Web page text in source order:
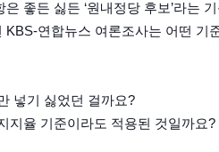
좋든 싫든 ‘원내정당 후보’라는
KBS-연합뉴스 여론조사는 어떤
넣기 싫었던 걸까요?
지율 기준이라도 적용된 것일까요?